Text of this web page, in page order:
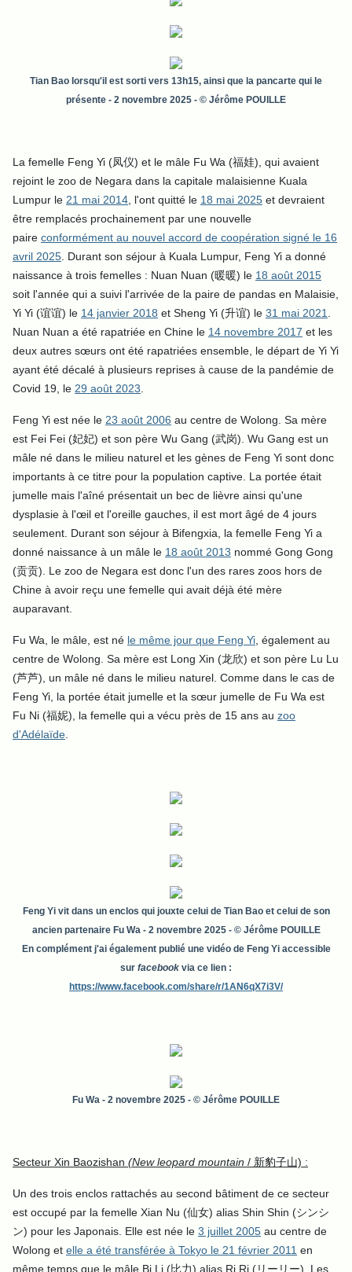
Tian Bao lorsqu'il est sorti vers 13h15, ainsi que la pancarte qui le
présente - 2 novembre 2025 - © Jérôme POUILLE
La femelle Feng Yi (凤仪) et le mâle Fu Wa (福娃), qui avaient
rejoint le zoo de Negara dans la capitale malaisienne Kuala
Lumpur le 21 mai 2014 , l'ont quitté le 18 mai 2025 et devraient
être remplacés prochainement par une nouvelle
paire conformément au nouvel accord de coopération signé le 16
avril 2025 Durant son séjour à Kuala Lumpur, Feng Yi a donné
naissance à trois femelles : Nuan Nuan (暖暖) le 18 août 2015
soit l'année qui a suivi l'arrivée de la paire de pandas en Malaisie,
Yi Yi (谊谊) le 14 janvier 2018 et Sheng Yi (升谊) le 31 mai 2021
Nuan Nuan a été rapatriée en Chine le 14 novembre 2017 et les
deux autres sœurs ont été rapatriées ensemble, le départ de Yi Yi
ayant été décalé à plusieurs reprises à cause de la pandémie de
Covid 19, le 29 août 2023
Feng Yi est née le 23 août 2006 au centre de Wolong. Sa mère
est Fei Fei (妃妃) et son père Wu Gang (武岗). Wu Gang est un
mâle né dans le milieu naturel et les gènes de Feng Yi sont donc
importants à ce titre pour la population captive. La portée était
jumelle mais l'aîné présentait un bec de lièvre ainsi qu'une
dysplasie à l'œil et l'oreille gauches, il est mort âgé de 4 jours
seulement. Durant son séjour à Bifengxia, la femelle Feng Yi a
donné naissance à un mâle le 18 août 2013 nommé Gong Gong
(贡贡). Le zoo de Negara est donc l'un des rares zoos hors de
Chine à avoir reçu une femelle qui avait déjà été mère
auparavant.
Fu Wa, le mâle, est né le même jour que Feng Yi , également au
centre de Wolong. Sa mère est Long Xin (龙欣) et son père Lu Lu
(芦芦), un mâle né dans le milieu naturel. Comme dans le cas de
Feng Yi, la portée était jumelle et la sœur jumelle de Fu Wa est
Fu Ni (福妮), la femelle qui a vécu près de 15 ans au zoo
d'Adélaïde
Feng Yi vit dans un enclos qui jouxte celui de Tian Bao et celui de son
ancien partenaire Fu Wa - 2 novembre 2025 - © Jérôme POUILLE
En complément j'ai également publié une vidéo de Feng Yi accessible
sur facebook via ce lien :
https://www.facebook.com/share/r/1AN6qX7i3V/
Fu Wa - 2 novembre 2025 - © Jérôme POUILLE
Secteur Xin Baozishan (New leopard mountain / 新豹子山) :
Un des trois enclos rattachés au second bâtiment de ce secteur
est occupé par la femelle Xian Nu (仙女) alias Shin Shin (シンシ
ン) pour les Japonais. Elle est née le 3 juillet 2005 au centre de
Wolong et elle a été transférée à Tokyo le 21 février 2011 en
même temps que le mâle Bi Li (比力) alias Ri Ri (リーリー). Les